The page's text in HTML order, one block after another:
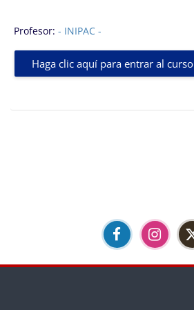
Profesor: - INIPAC -
Haga clic aquí para entrar al curso